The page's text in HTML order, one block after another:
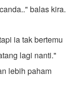
balas kira.
ia tak bertemu
lagi nanti."
lebih paham